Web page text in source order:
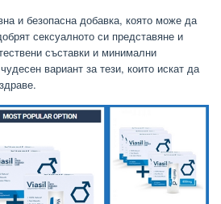
и безопасна добавка, която може да
сексуалното си представяне и
съставки и минимални
вариант за тези, които искат да